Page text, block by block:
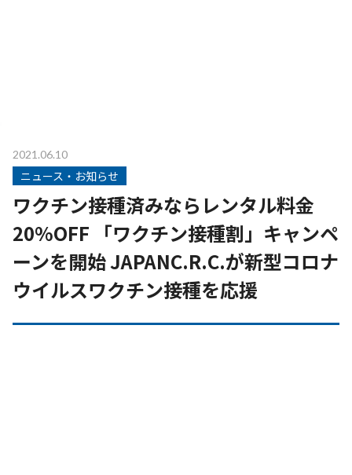
2021.06.10
ニュース・お知らせ
ワクチン接種済みならレンタル料金
20%OFF 「ワクチン接種割」キャンペ
ーンを開始 JAPANC.R.C.が新型コロナ
ウイルスワクチン接種を応援